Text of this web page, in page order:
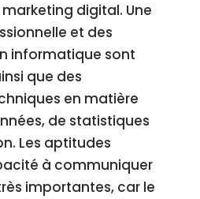
digital. Une
et des
informatique sont
que des
en matière
de statistiques
Les aptitudes
à communiquer
importantes, car le